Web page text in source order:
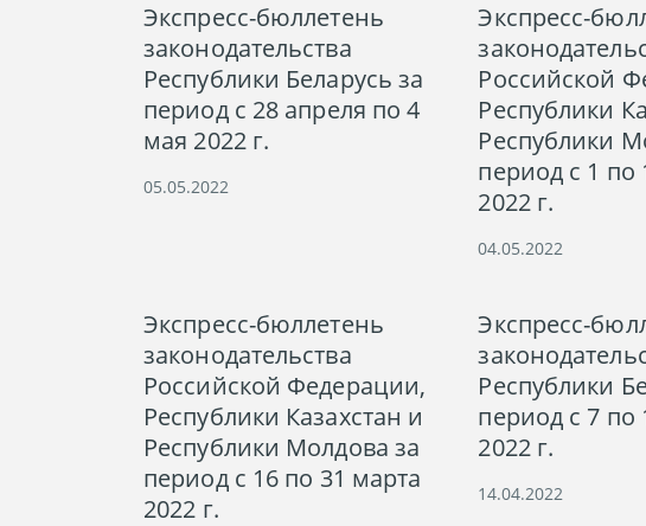
Экспресс-бюллетень
законодательства
Республики Беларусь за
период с 28 апреля по 4
мая 2022 г.
05.05.2022
Экспресс-
Российской
Республики
Республики
период с 1 по
2022 г.
04.05.2022
Экспресс-бюллетень
законодательства
Российской Федерации,
Республики Казахстан и
Республики Молдова за
период с 16 по 31 марта
2022 г.
Экспресс-
Республики
период с 7 по
2022 г.
14.04.2022